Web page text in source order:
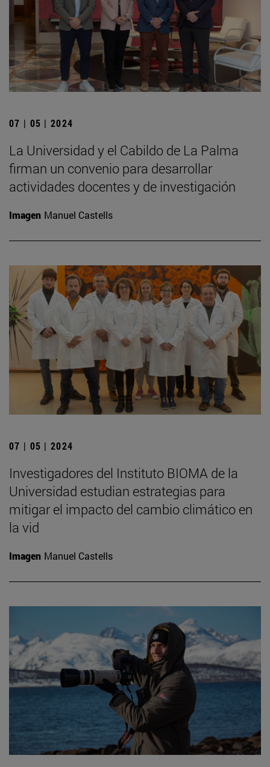
07 | 05 | 2024
La Universidad y el Cabildo de La Palma
firman un convenio para desarrollar
actividades docentes y de investigación
Imagen Manuel Castells
07 | 05 | 2024
Investigadores del Instituto BIOMA de la
Universidad estudian estrategias para
mitigar el impacto del cambio climático en
la vid
Imagen Manuel Castells